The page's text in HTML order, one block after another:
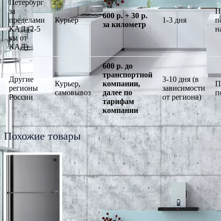
Петербург
за
пределами
КАД (2-5
км от
КАД)
Курьер
600 р. + 30 р.
за километр
1-3 дня
Другие
регионы
России
Курьер,
самовывоз
600 р. до
транспортной
компании,
далее по
тарифам
компании
3-10 дня (в
зависимости
от региона)
Похожие товары